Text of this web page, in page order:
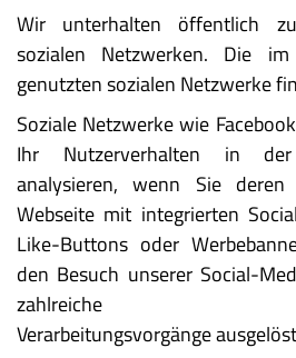
Wir unterhalten öffentlich
sozialen Netzwerken. Die
genutzten sozialen Netzwerke
Soziale Netzwerke wie
Ihr Nutzerverhalten in
analysieren, wenn Sie
Webseite mit integrierten
Like-Buttons oder
den Besuch unserer Social-
zahlreiche
Verarbeitungsvorgänge